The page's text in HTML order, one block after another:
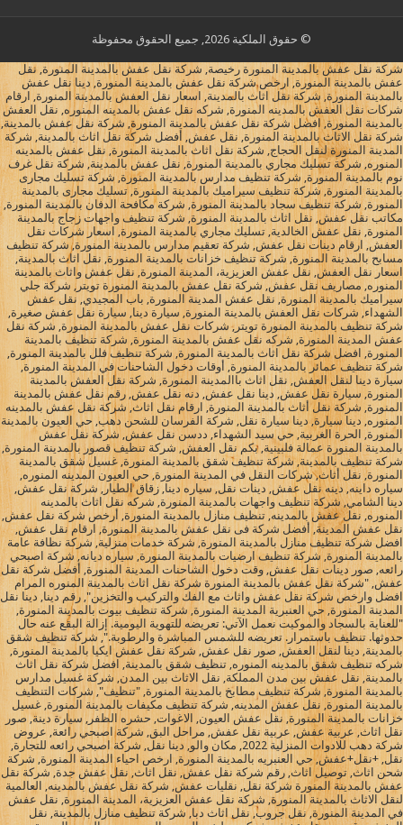
© حقوق الملكية 2026, جميع الحقوق محفوظة
شركة نقل عفش بالمدينة المنورة رخيصة, شركة نقل عفش بالمدينة المنورة, نقل
عفش بالمدينة المنورة, ارخص شركة نقل عفش بالمدينة المنورة, دينا نقل عفش
بالمدينة المنورة, شركة نقل اثاث بالمدينة, اسعار نقل العفش بالمدينة المنورة, ارقام
شركات نقل العفش بالمدينه المنورة, شركه نقل عفش بالمدينه المنوره, نقل العفش
بالمدينة المنورة, افضل شركة نقل عفش بالمدينة المنورة, شركة نقل عفش بالمدينة,
شركة نقل الاثاث بالمدينة المنورة, نقل عفش, أفضل شركة نقل اثاث بالمدينة, شركة
المدينة المنورة لنقل الحجاج, شركة نقل اثاث بالمدينة المنورة, نقل عفش بالمدينه
المنوره, شركة تسليك مجاري بالمدينة المنورة, نقل عفش بالمدينة, شركة نقل غرف
نوم بالمدينة المنورة, شركة تنظيف مدارس بالمدينة المنورة, شركة تسليك مجارى
بالمدينة المنورة, شركة تنظيف سيراميك بالمدينة المنورة, تسليك مجارى بالمدينة
المنورة, شركة تنظيف سجاد بالمدينة المنورة, شركة مكافحة الدفان بالمدينة المنورة,
مكاتب نقل عفش, نقل اثاث بالمدينة المنورة, شركة تنظيف واجهات زجاج بالمدينة
المنورة, نقل عفش الخالدية, تسليك مجاري بالمدينة المنورة, اسعار شركات نقل
العفش, ارقام دينات نقل عفش, شركة تعقيم مدارس بالمدينة المنورة, شركة تنظيف
مسابح بالمدينة المنورة, شركة تنظيف خزانات بالمدينة المنورة, نقل اثاث بالمدينة,
اسعار نقل العفش, نقل عفش العزيزية، المدينة المنورة, نقل عفش واثاث بالمدينة
المنوره, مصاريف نقل عفش, شركة نقل عفش بالمدينة المنورة تويتر, شركة جلي
سيراميك بالمدينة المنورة, نقل عفش المدينة المنورة, باب المجيدي, نقل عفش
الشهداء, شركات نقل العفش بالمدينة المنورة, سيارة دينا, سيارة نقل عفش صغيرة,
شركة تنظيف بالمدينة المنورة تويتر, شركات نقل عفش بالمدينة المنورة, شركة نقل
عفش المدينة المنورة, شركه نقل عفش بالمدينة المنورة, شركة تنظيف بالمدينة
المنورة, افضل شركة نقل اثاث بالمدينة المنورة, شركة تنظيف فلل بالمدينة المنورة,
شركة تنظيف عمائر بالمدينة المنورة, أوقات دخول الشاحنات في المدينة المنورة,
سيارة دينا لنقل العفش, نقل اثاث باالمدينة المنورة, شركة نقل العفش بالمدينة
المنورة, سيارة نقل عفش, دينا نقل عفش, دنه نقل عفش, رقم نقل عفش بالمدينة
المنورة, شركة نقل أثاث بالمدينة المنورة, ارقام نقل اثاث, شركة نقل عفش بالمدينه
المنوره, دينا سيارة, دينا سيارة نقل, شركة الفرسان للشحن دهب, حي العيون بالمدينة
المنورة, الحرة الغربية, حي سيد الشهداء, ددسن نقل عفش, شركة نقل عفش
بالمدينة المنورة عمالة فلبينية, بكم نقل العفش, شركة تنظيف قصور بالمدينة المنورة,
شركة تنظيف بالمدينة, شركة تنظيف شقق بالمدينة المنورة, غسيل شقق بالمدينة
المنورة, نقل أثاث, شركات النقل في المدينة المنورة, حي العيون المدينه المنوره,
سياره داينه, دينه نقل عفش, دينات نقل, سياره دينا, زقاق الطيار, شركة نقل عفش,
دينا الشامي, شركة تنظيف واجهات بالمدينة المنورة, شركه نقل اثاث بالمدينه
المنوره, نقل عفش بالمدينه, تنظيف منازل بالمدينة المنورة, أرخص شركة نقل عفش,
نقل عفش المدينة, أفضل شركة فى نقل عفش بالمدينة المنورة, ارقام نقل عفش,
افضل شركة تنظيف منازل بالمدينة المنورة, شركة خدمات منزلية, شركة نظافة عامة
بالمدينة المنورة, شركة تنظيف ارضيات بالمدينة المنورة, سياره ديانه, شركة اصبحي
رائعه, صور دينات نقل عفش, وقت دخول الشاحنات المدينة المنورة, أفضل شركة نقل
عفش, "شركة نقل عفش بالمدينة المنورة شركة نقل اثاث بالمدينة المنوره المرام
افضل وارخص شركة نقل عفش واثاث مع الفك والتركيب والتخزين", رقم دينا, دينا نقل
المدينة المنورة, حي العنبرية المدينة المنورة, شركة تنظيف بيوت بالمدينة المنورة,
"للعناية بالسجاد والموكيت نعمل الآتي: تعريضه للتهوية اليومية. إزالة البقع عنه حال
حدوثها. تنظيف باستمرار. تعريضه للشمس المباشرة والرطوبة.", شركة تنظيف شقق
بالمدينة, دينا لنقل العفش, صور نقل عفش, شركة نقل عفش ايكيا بالمدينة المنورة,
شركه تنظيف شقق بالمدينه المنوره, تنظيف شقق بالمدينة, افضل شركة نقل اثاث
بالمدينة, نقل عفش بين مدن المملكة, نقل الاثاث بين المدن, شركة غسيل مدارس
بالمدينة المنورة, شركة تنظيف مطابخ بالمدينة المنورة, "تنظيف", شركات التنظيف
بالمدينة المنورة, نقل عفش المدينه, شركة تنظيف مكيفات بالمدينة المنورة, غسيل
خزانات بالمدينة المنورة, نقل عفش العيون, الاغوات, حشره الظفر, سيارة دينة, صور
نقل اثاث, عربية عفش, عربية نقل عفش, مراحل البق, شركة اصبحي رائعة, عروض
شركة دهب للادوات المنزلية 2022, مكان والو, دينا نقل, شركة اصبحي رائعه للتجارة,
نقل, +نقل+عفش, حي العنبريه بالمدينة المنورة, ارخص احياء المدينة المنورة, شركة
شحن اثاث, توصيل اثاث, رقم شركة نقل عفش, نقل اثاث, نقل عفش جدة, شركة نقل
عفش بالمدينة المنورة شركة نقل, نقليات عفش, شركة نقل عفش بالمدينه, العالمية
لنقل الاثاث بالمدينة المنورة, شركة نقل عفش العزيزية، المدينة المنورة, نقل عفش
في المدينة المنورة, نقل جروب, نقل اثاث دبا, شركة تنظيف منازل بالمدينة, نقل